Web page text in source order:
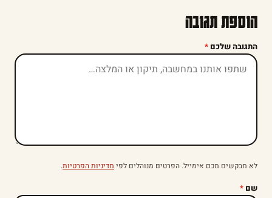
הוספת תגובה
התגובה שלכם *
לא מבקשים מכם אימייל. הפרטים מנוהלים לפי מדיניות הפרטיות.
שם *